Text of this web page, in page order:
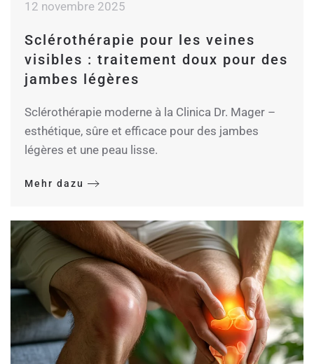
12 novembre 2025
Sclérothérapie pour les veines
visibles : traitement doux pour des
jambes légères
Sclérothérapie moderne à la Clinica Dr. Mager –
esthétique, sûre et efficace pour des jambes
légères et une peau lisse.
Mehr dazu